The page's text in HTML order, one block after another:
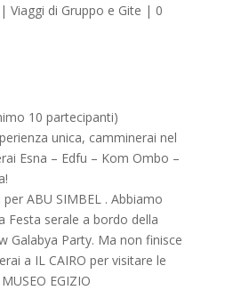
| Viaggi di Gruppo e Gite | 0
10 partecipanti)
unica, camminerai nel
Esna – Edfu – Kom Ombo –
ABU SIMBEL . Abbiamo
Festa serale a bordo della
Galabya Party. Ma non finisce
a IL CAIRO per visitare le
EGIZIO